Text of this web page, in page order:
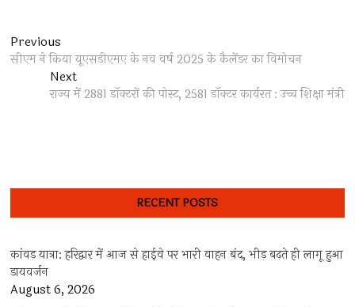
Post
navigation
Previous
post:
सीएम ने किया यूएसडीएमए के नव वर्ष 2025 के कैलेंडर का विमोचन
NextNext
post:
राज्य में 2881 डॉक्टरों की पोस्ट, 2581 डॉक्टर कार्यरत : उच्च शिक्षा मंत्री
RECENT POSTS
कांवड़ यात्रा: हरिद्वार में आज से हाईवे पर भारी वाहन बंद, भीड़ बढ़ते ही लागू हुआ
डायवर्जन
August 6, 2026